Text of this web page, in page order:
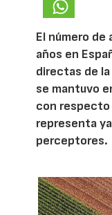
El número
años en
directas de la
se mantuvo
con respecto
representa
perceptores.